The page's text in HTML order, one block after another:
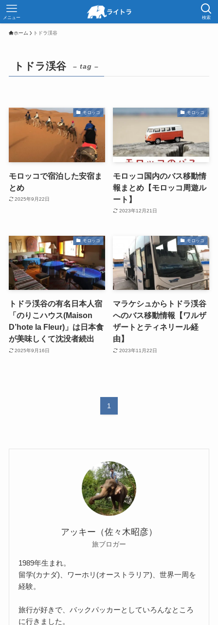
検索
メニュー
ホーム トドラ渓谷
トドラ渓谷 – tag –
モロッコ
モロッコで宿泊した安宿ま
とめ
2025年9月22日
モロッコ
モロッコ国内のバス移動情
報まとめ【モロッコ周遊ル
ート】
2023年12月21日
モロッコ
トドラ渓谷の有名日本人宿
「のりこハウス(Maison
D’hote la Fleur)」は日本食
が美味しくて沈没者続出
2025年9月16日
モロッコ
マラケシュからトドラ渓谷
へのバス移動情報【ワルザ
ザートとティネリール経
由】
2023年11月22日
1
アッキー（佐々木昭彦）
旅ブロガー
1989年生まれ。
留学(カナダ)、ワーホリ(オーストラリア)、世界一周を
経験。
旅行が好きで、バックパッカーとしていろんなところ
に行きました。